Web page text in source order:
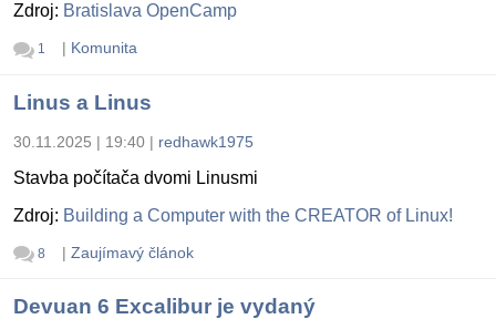
Zdroj: Bratislava OpenCamp
1 | Komunita
Linus a Linus
30.11.2025 | 19:40 | redhawk1975
Stavba počítača dvomi Linusmi
Zdroj: Building a Computer with the CREATOR of Linux!
8 | Zaujímavý článok
Devuan 6 Excalibur je vydaný